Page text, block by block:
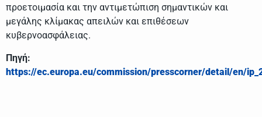
προετοιμασία και την αντιμετώπιση σημαντικών και
μεγάλης κλίμακας απειλών και επιθέσεων
κυβερνοασφάλειας.
Πηγή:
https://ec.europa.eu/commission/presscorner/detail/en/